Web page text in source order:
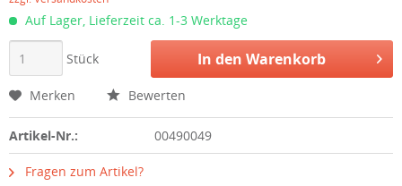
Auf Lager, Lieferzeit ca. 1-3 Werktage
Stück In den Warenkorb
Merken Bewerten
Artikel-Nr.: 00490049
Fragen zum Artikel?